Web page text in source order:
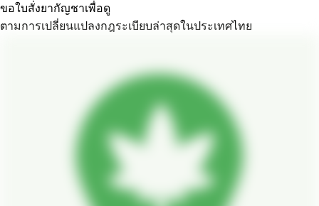
ขอใบสั่งยากัญชาเพื่อดู
ตามการเปลี่ยนแปลงกฎระเบียบล่าสุดในประเทศไทย